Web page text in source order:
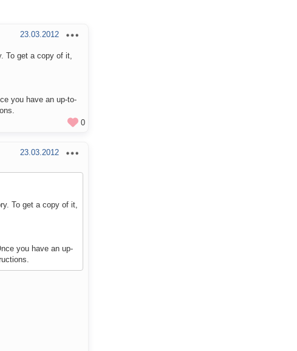
23.03.2012
To get a copy of it,
you have an up-to-
0
23.03.2012
To get a copy of it,
you have an up-